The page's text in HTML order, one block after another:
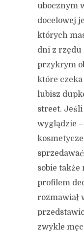
ubocznym
docelowej
których
dni z rzędu
przykrym
które
lubisz
street.
wyglądzie
sobie także
profilem
rozmawiał
zwykle